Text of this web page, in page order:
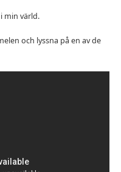
min värld.
och lyssna på en av de